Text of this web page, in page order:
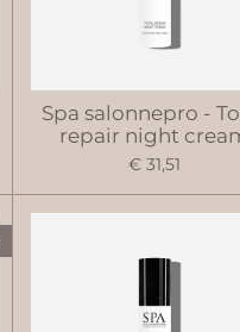
Spa salonnepro -
repair night
€ 31,51